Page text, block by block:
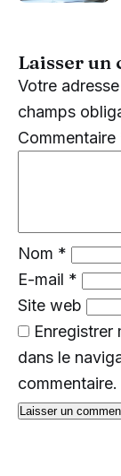
Laisser un
Votre
champs
Commentaire
Nom *
E-mail *
Site web
Enregistrer
dans le
commentaire.